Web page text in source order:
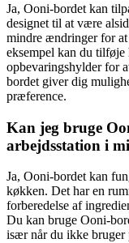
Ja, Ooni-bordet kan
designet til at være
mindre ændringer for
eksempel kan du
opbevaringshylder for
bordet giver dig
præference.
Kan jeg bruge
arbejdsstation i
Ja, Ooni-bordet kan
køkken. Det har en
forberedelse af
Du kan bruge Ooni-
især når du ikke bruger